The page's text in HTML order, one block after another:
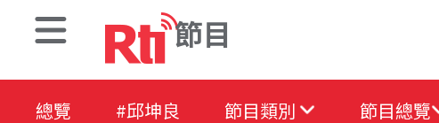
節目
總覽 #邱坤良 節目類別 節目總覽